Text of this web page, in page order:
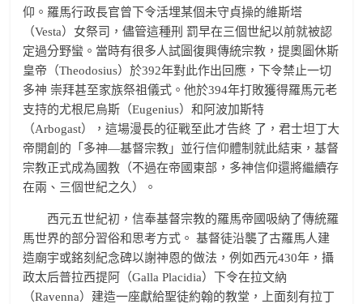
仰。羅馬行政長官曾下令活埋某個未守貞操的維斯塔
（Vesta）女祭司，儘管這種刑 罰早在三個世紀以前就被認
定過分野蠻。當時有很多人試圖復興傳統宗教，提奧圖休斯
皇帝（Theodosius）於392年對此作出回應，下令禁止一切
多神 崇拜甚至家族祭祖儀式。他於394年打敗獲得羅馬元老
支持的尤根尼烏斯（Eugenius）和阿波加斯特
（Arbogast），這場漫長的征戰至此才告終 了，君士坦丁大
帝開創的「多神—基督宗教」並行信仰體制就此結束，基督
宗教正式成為國教（不過在帝國東部，多神信仰還將繼續存
在兩、三個世紀之久）。
西元五世紀初，信奉基督宗教的羅馬帝國吸納了傳統羅
馬世界的部分習俗和思考方式。 基督徒沿襲了古羅馬人建
造廟宇或銘刻紀念碑以謝神恩的做法，例如西元430年，攝
政太后普拉西提阿（Galla Placidia）下令在拉文納
（Ravenna）建造一座獻給聖徒約翰的教堂，上面刻有拉丁